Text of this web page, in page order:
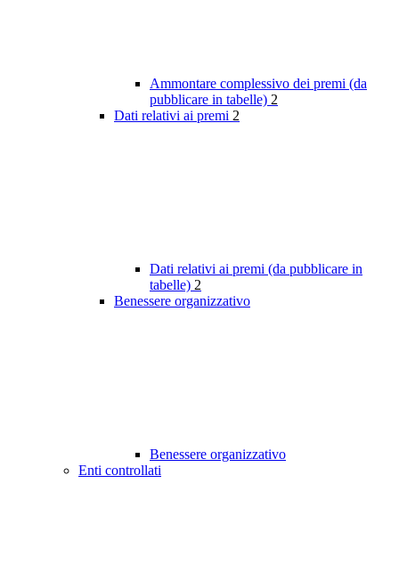
Ammontare complessivo dei premi (da
pubblicare in tabelle) 2
Dati relativi ai premi 2
Dati relativi ai premi (da pubblicare in
tabelle) 2
Benessere organizzativo
Benessere organizzativo
Enti controllati